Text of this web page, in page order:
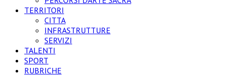
TERRITORI
CITTA
INFRASTRUTTURE
SERVIZI
TALENTI
SPORT
RUBRICHE